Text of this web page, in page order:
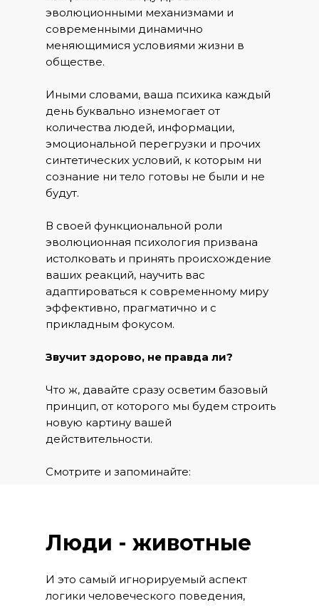
эволюционными механизмами и
современными динамично
меняющимися условиями жизни в
обществе.
Иными словами, ваша психика каждый
день буквально изнемогает от
количества людей, информации,
эмоциональной перегрузки и прочих
синтетических условий, к которым ни
сознание ни тело готовы не были и не
будут.
В своей функциональной роли
эволюционная психология призвана
истолковать и принять происхождение
ваших реакций, научить вас
адаптироваться к современному миру
эффективно, прагматично и с
прикладным фокусом.
Звучит здорово, не правда ли?
Что ж, давайте сразу осветим базовый
принцип, от которого мы будем строить
новую картину вашей
действительности.
Смотрите и запоминайте:
Люди - животные
И это самый игнорируемый аспект
логики человеческого поведения,